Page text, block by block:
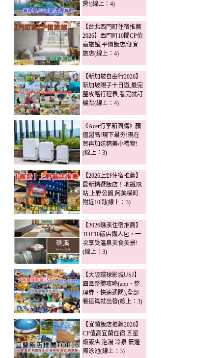
房!(線上：4)
【台北西門町住宿推薦
2026】西門町10間CP值
高旅館,平價飯店/便宜
旅店(線上：4)
【新加坡自由行2026】
新加坡親子十日遊,最完
整攻略行程表,看完就訂
機票(線上：4)
《Acer行李箱團購》顏
值超高!現下最夯!現在
買再加送精美小禮物!
(線上：3)
【2026上野住宿推薦】
最新精選飯店！地鐵JR
站,上野公園,阿美橫町
附近10間(線上：3)
【2026礁溪住宿推薦】
TOP10飯店懶人包，一
次享受溫泉美食美景!
(線上：3)
【大阪環球影城USJ】
園區整體攻略(app、整
理券、快速通關),全部
看這篇就出發(線上：3)
【宜蘭飯店推薦2026】
CP值高宜蘭住宿,五星
級飯店,泡湯.冷泉.無邊
際泳池(線上：3)